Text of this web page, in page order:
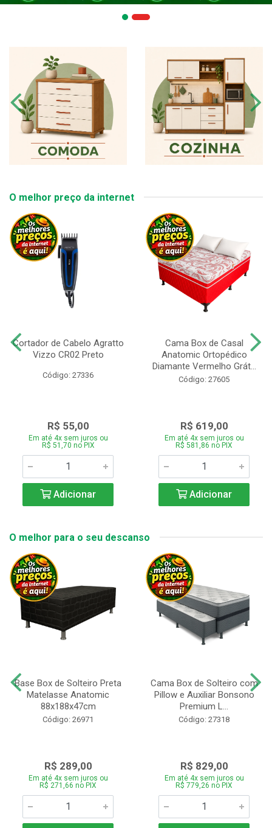
O melhor preço da internet
Cortador de Cabelo Agratto
Vizzo CR02 Preto
Código: 27336
R$ 55,00
Em até 4x sem juros ou
R$ 51,70 no PIX
Adicionar
Cama Box de Casal
Anatomic Ortopédico
Diamante Vermelho Grát...
Código: 27605
R$ 619,00
Em até 4x sem juros ou
R$ 581,86 no PIX
Adicionar
O melhor para o seu descanso
Base Box de Solteiro Preta
Matelasse Anatomic
88x188x47cm
Código: 26971
R$ 289,00
Em até 4x sem juros ou
R$ 271,66 no PIX
Cama Box de Solteiro com
Pillow e Auxiliar Bonsono
Premium L...
Código: 27318
R$ 829,00
Em até 4x sem juros ou
R$ 779,26 no PIX